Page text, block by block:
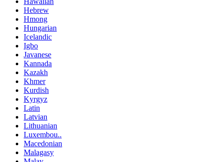
Hebrew
Hmong
Hungarian
Icelandic
Igbo
Javanese
Kannada
Kazakh
Khmer
Kurdish
Kyrgyz
Latin
Latvian
Lithuanian
Luxembou..
Macedonian
Malagasy